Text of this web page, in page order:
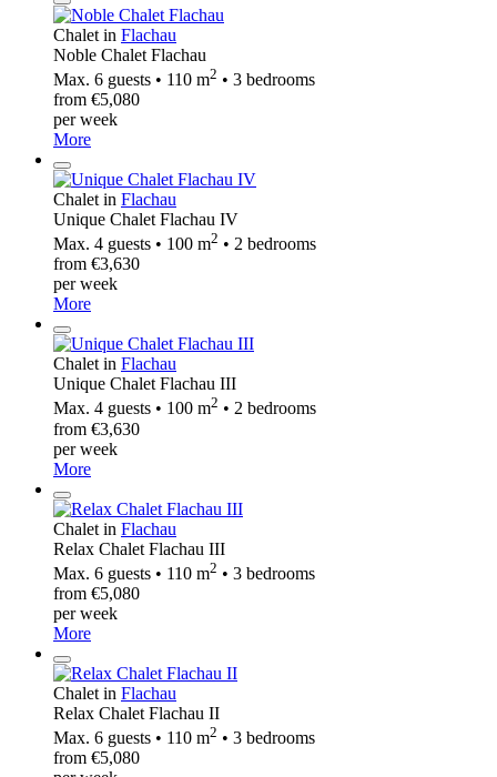
Chalet in Flachau
Noble Chalet Flachau
Max. 6 guests • 110 m2 • 3 bedrooms
from €5,080
per week
More
Chalet in Flachau
Unique Chalet Flachau IV
Max. 4 guests • 100 m2 • 2 bedrooms
from €3,630
per week
More
Chalet in Flachau
Unique Chalet Flachau III
Max. 4 guests • 100 m2 • 2 bedrooms
from €3,630
per week
More
Chalet in Flachau
Relax Chalet Flachau III
Max. 6 guests • 110 m2 • 3 bedrooms
from €5,080
per week
More
Chalet in Flachau
Relax Chalet Flachau II
Max. 6 guests • 110 m2 • 3 bedrooms
from €5,080